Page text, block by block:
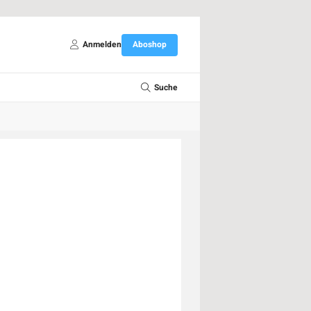
Anmelden Aboshop
Suche